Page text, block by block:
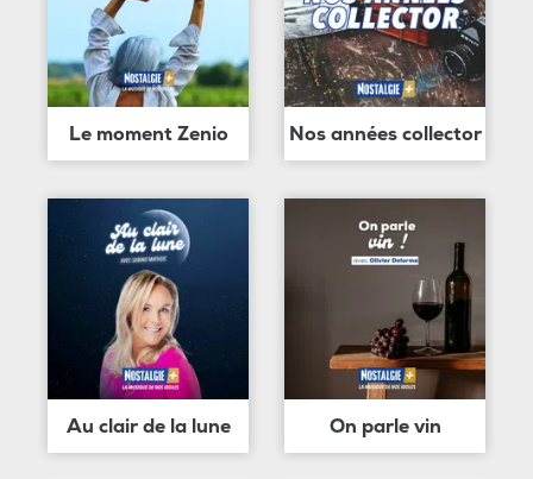
Le moment Zenio Nos années collector
Au clair de la lune On parle vin